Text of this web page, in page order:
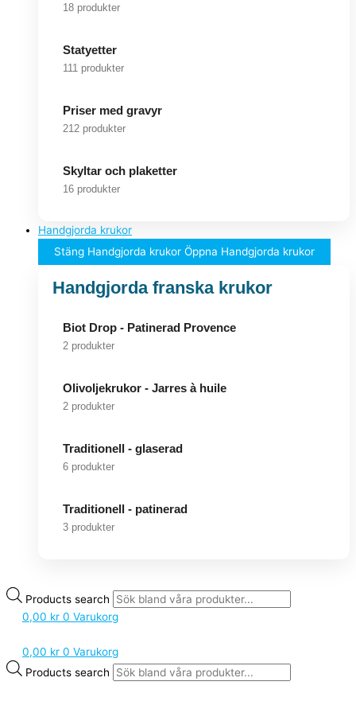
18 produkter
Statyetter
111 produkter
Priser med gravyr
212 produkter
Skyltar och plaketter
16 produkter
Handgjorda krukor
Stäng Handgjorda krukor Öppna Handgjorda krukor
Handgjorda franska krukor
Biot Drop - Patinerad Provence
2 produkter
Olivoljekrukor - Jarres à huile
2 produkter
Traditionell - glaserad
6 produkter
Traditionell - patinerad
3 produkter
Products search
0,00 kr 0 Varukorg
0,00 kr 0 Varukorg
Products search